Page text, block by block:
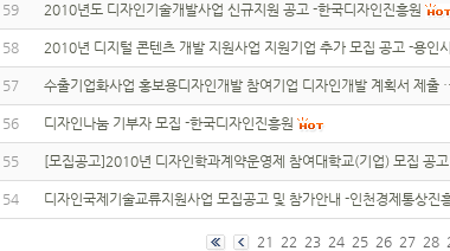
2010년도 디자인기술개발사업 신규지원 공고 -한국디자인진흥원
2010년 디지털 콘텐츠 개발 지원사업 지원기업 추가 모집 공고 -용인
수출기업화사업 홍보용디자인개발 참여기업 디자인개발 계획서 제출
디자인나눔 기부자 모집 -한국디자인진흥원
[모집공고]2010년 디자인학과계약운영제 참여대학교(기업) 모집 공
디자인국제기술교류지원사업 모집공고 및 참가안내 -인천경제통상진
21 22 23 24 25 26 27 28